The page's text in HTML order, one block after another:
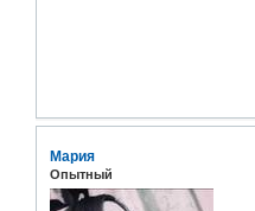
Мария
Опытный